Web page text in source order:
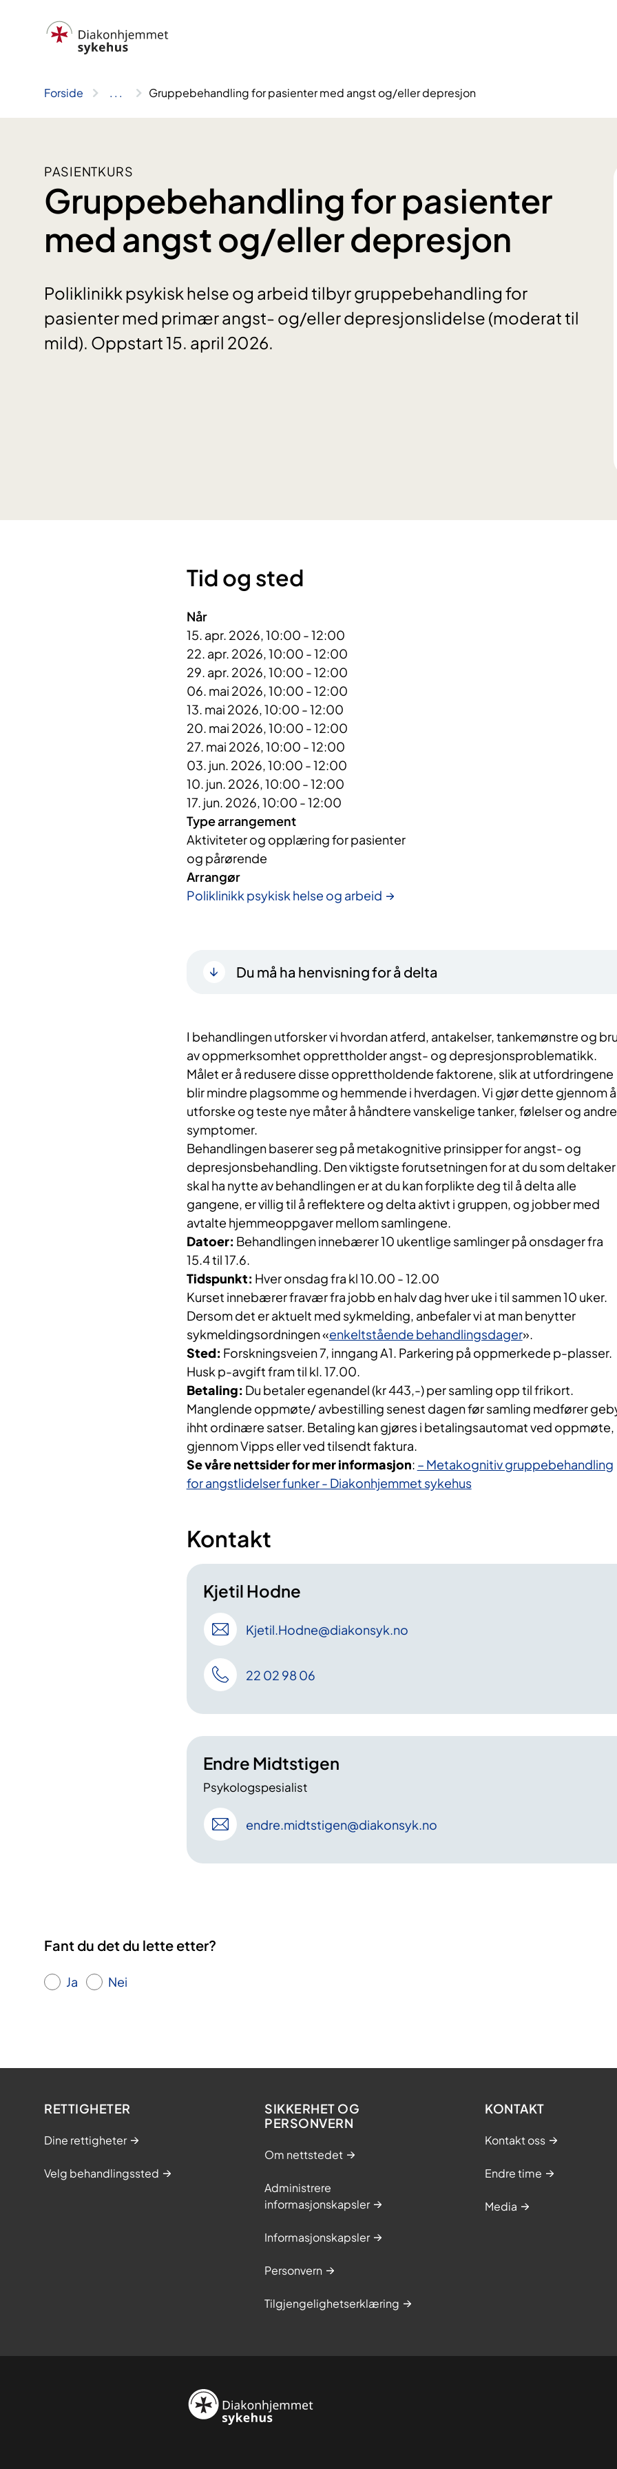
Forside .. . Gruppebehandling for pasienter med angst og/eller depresjon
PASIENTKURS
Gruppebehandling for pasienter
med angst og/eller depresjon
Poliklinikk psykisk helse og arbeid tilbyr gruppebehandling for
pasienter med primær angst- og/eller depresjonslidelse (moderat til
mild). Oppstart 15. april 2026.
Tid og sted
Når
15. apr. 2026, 10:00 - 12:00
22. apr. 2026, 10:00 - 12:00
29. apr. 2026, 10:00 - 12:00
06. mai 2026, 10:00 - 12:00
13. mai 2026, 10:00 - 12:00
20. mai 2026, 10:00 - 12:00
27. mai 2026, 10:00 - 12:00
03. jun. 2026, 10:00 - 12:00
10. jun. 2026, 10:00 - 12:00
17. jun. 2026, 10:00 - 12:00
Type arrangement
Aktiviteter og opplæring for pasienter
og pårørende
Arrangør
Poliklinikk psykisk helse og arbeid
Du må ha henvisning for å delta
I behandlingen utforsker vi hvordan atferd, antakelser, tankemønstre og
av oppmerksomhet opprettholder angst- og depresjonsproblematikk.
Målet er å redusere disse opprettholdende faktorene, slik at utfordringene
blir mindre plagsomme og hemmende i hverdagen. Vi gjør dette gjennom å
utforske og teste nye måter å håndtere vanskelige tanker, følelser og andre
symptomer.
Behandlingen baserer seg på metakognitive prinsipper for angst- og
depresjonsbehandling. Den viktigste forutsetningen for at du som deltaker
skal ha nytte av behandlingen er at du kan forplikte deg til å delta alle
gangene, er villig til å reflektere og delta aktivt i gruppen, og jobber med
avtalte hjemmeoppgaver mellom samlingene.
Datoer: Behandlingen innebærer 10 ukentlige samlinger på onsdager fra
15.4 til 17.6.
Tidspunkt: Hver onsdag fra kl 10.00 - 12.00
Kurset innebærer fravær fra jobb en halv dag hver uke i til sammen 10 uker.
Dersom det er aktuelt med sykmelding, anbefaler vi at man benytter
sykmeldingsordningen «enkeltstående behandlingsdager».
Sted: Forskningsveien 7, inngang A1. Parkering på oppmerkede p-plasser.
Husk p-avgift fram til kl. 17.00.
Betaling: Du betaler egenandel (kr 443,-) per samling opp til frikort.
Manglende oppmøte/ avbestilling senest dagen før samling medfører
ihht ordinære satser. Betaling kan gjøres i betalingsautomat ved oppmøte,
gjennom Vipps eller ved tilsendt faktura.
Se våre nettsider for mer informasjon: – Metakognitiv gruppebehandling
for angstlidelser funker - Diakonhjemmet sykehus
Kontakt
Kjetil Hodne
Kjetil.Hodne@diakonsyk.no
22 02 98 06
Endre Midtstigen
Psykologspesialist
endre.midtstigen@diakonsyk.no
Fant du det du lette etter?
Ja Nei
RETTIGHETER
Dine rettigheter
Velg behandlingssted
SIKKERHET OG
PERSONVERN
Om nettstedet
Administrere
informasjonskapsler
Informasjonskapsler
Personvern
Tilgjengelighetserklæring
KONTAKT
Kontakt oss
Endre time
Media